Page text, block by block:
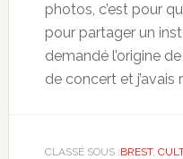
photos, c’est pour
pour partager un
demandé l’origine
de concert et j’avais
CLASSÉ SOUS :BREST,